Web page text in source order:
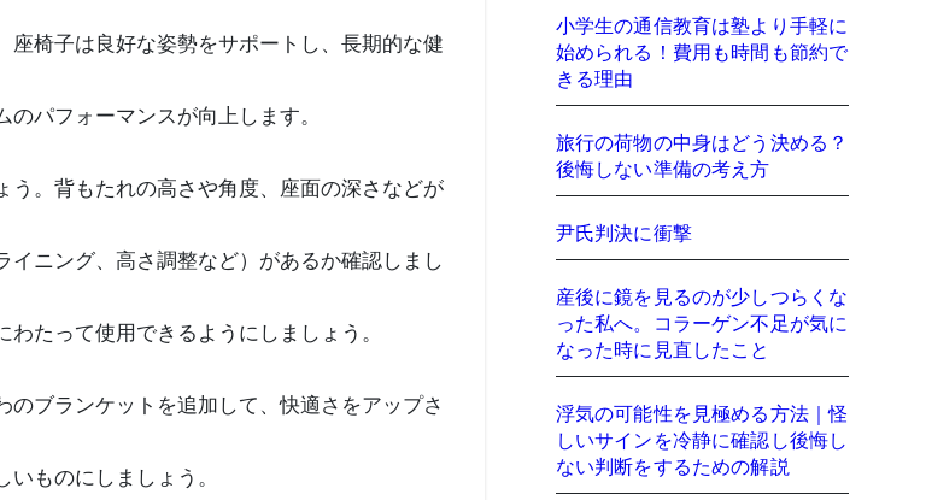
椅子は良好な姿勢をサポートし、長期的な健
パフォーマンスが向上します。
。背もたれの高さや角度、座面の深さなどが
ニング、高さ調整など）があるか確認しまし
たって使用できるようにしましょう。
ブランケットを追加して、快適さをアップさ
ものにしましょう。
小学生の通信教育は塾より手軽に
始められる！費用も時間も節約で
きる理由
旅行の荷物の中身はどう決める？
後悔しない準備の考え方
尹氏判決に衝撃
産後に鏡を見るのが少しつらくな
った私へ。コラーゲン不足が気に
なった時に見直したこと
浮気の可能性を見極める方法｜怪
しいサインを冷静に確認し後悔し
ない判断をするための解説